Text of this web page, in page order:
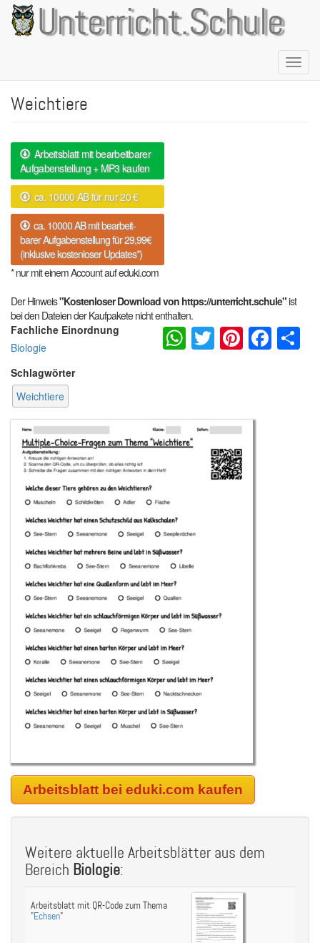
Direkt
zum
Inhalt
Unterricht.Schule
Weichtiere
Arbeitsblatt mit bearbeitbarer
Aufgabenstellung + MP3 kaufen
ca. 10000 AB für nur 20 €
ca. 10000 AB mit bearbeit-
barer Aufgabenstellung für 29,99€
(inklusive kostenloser Updates*)
* nur mit einem Account auf eduki.com
Der Hinweis"Kostenloser Download von https://unterricht.schule"ist
bei den Dateien der Kaufpakete nicht enthalten.
Fachliche Einordnung
Biologie
Schlagwörter
Weichtiere
WhatsApp
Twitter
Arbeitsblatt bei eduki.com kaufen
Weitere aktuelle Arbeitsblätter aus dem
Bereich Biologie:
Arbeitsblatt mit QR-Code zum Thema
"Echsen"